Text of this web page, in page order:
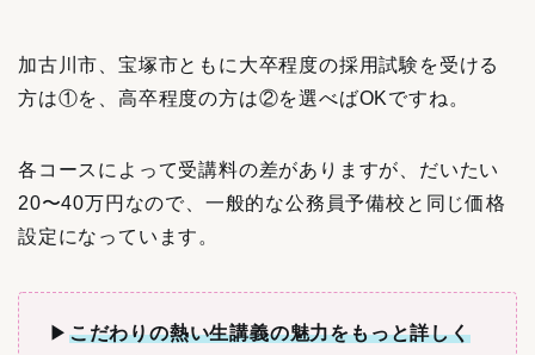
加古川市、宝塚市ともに大卒程度の採用試験を受ける
方は①を、高卒程度の方は②を選べばOKですね。
各コースによって受講料の差がありますが、だいたい
20〜40万円なので、一般的な公務員予備校と同じ価格
設定になっています。
▶︎ こだわりの熱い生講義の魅力をもっと詳しく